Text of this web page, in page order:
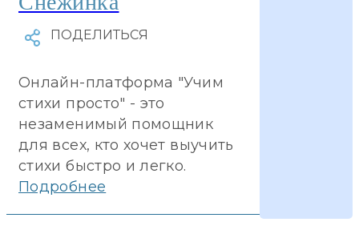
Онлайн-платформа "Учим
стихи просто" - это
незаменимый помощник
для всех, кто хочет выучить
стихи быстро и легко.
Подробнее